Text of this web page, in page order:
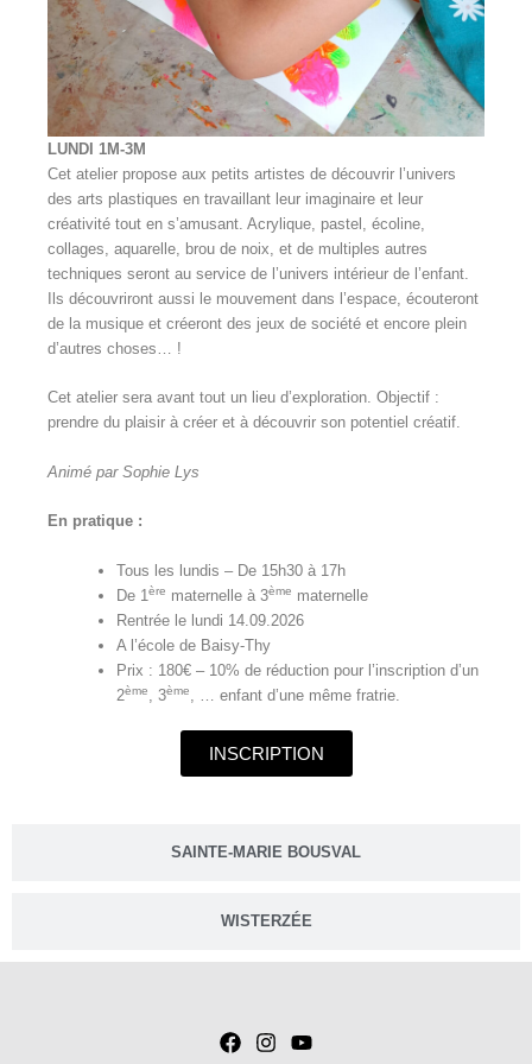
SAINTE-MARIE BOUSVAL
WISTERZÉE
LUNDI 1M-3M
Cet atelier propose aux petits artistes de découvrir l’univers
des arts plastiques en travaillant leur imaginaire et leur
créativité tout en s’amusant. Acrylique, pastel, écoline,
collages, aquarelle, brou de noix, et de multiples autres
techniques seront au service de l’univers intérieur de l’enfant.
Ils découvriront aussi le mouvement dans l’espace, écouteront
de la musique et créeront des jeux de société et encore plein
d’autres choses… !
Cet atelier sera avant tout un lieu d’exploration. Objectif :
prendre du plaisir à créer et à découvrir son potentiel créatif.
Animé par Sophie Lys
En pratique :
Tous les lundis – De 15h30 à 17h
De 1ère maternelle à 3ème maternelle
Rentrée le lundi 14.09.2026
A l’école de Baisy-Thy
Prix : 180€ – 10% de réduction pour l’inscription d’un
2ème , 3ème , … enfant d’une même fratrie.
INSCRIPTION